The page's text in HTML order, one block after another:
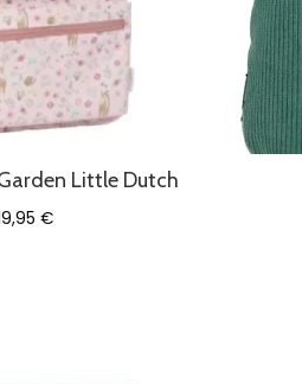
Little Dutch
€